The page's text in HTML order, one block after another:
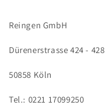
Reingen GmbH
Dürenerstrasse 424 - 428
50858 Köln
Tel.: 0221 17099250